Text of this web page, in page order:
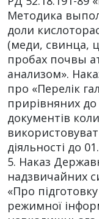
Методика
доли
(меди, свинца,
пробах почвы
анализом».
про «Перелік
прирівняних
документів
діяльності до
5. Наказ
надзвичайних
«Про
режимної